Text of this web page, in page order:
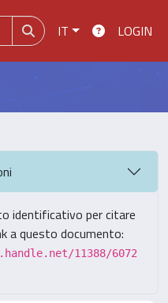
IT LOGIN
identificativo per citare
a questo documento:
11388/6072